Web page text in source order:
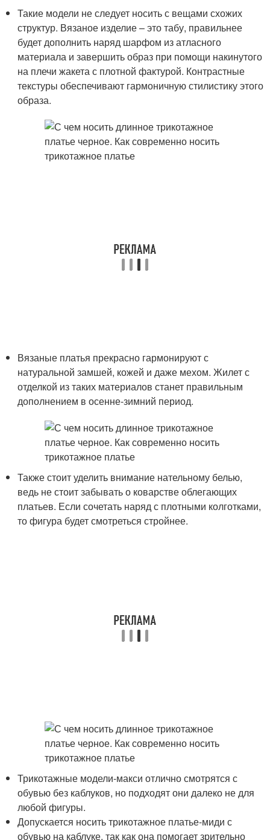
Такие модели не следует носить с вещами схожих
структур. Вязаное изделие – это табу, правильнее
будет дополнить наряд шарфом из атласного
материала и завершить образ при помощи накинутого
на плечи жакета с плотной фактурой. Контрастные
текстуры обеспечивают гармоничную стилистику этого
образа.
Вязаные платья прекрасно гармонируют с
натуральной замшей, кожей и даже мехом. Жилет с
отделкой из таких материалов станет правильным
дополнением в осенне-зимний период.
Также стоит уделить внимание нательному белью,
ведь не стоит забывать о коварстве облегающих
платьев. Если сочетать наряд с плотными колготками,
то фигура будет смотреться стройнее.
Трикотажные модели-макси отлично смотрятся с
обувью без каблуков, но подходят они далеко не для
любой фигуры.
Допускается носить трикотажное платье-миди с
обувью на каблуке, так как она помогает зрительно